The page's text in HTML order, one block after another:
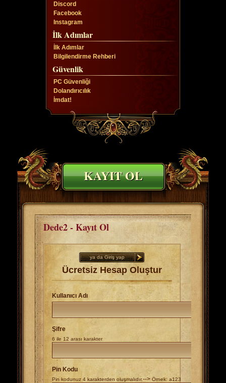
Discord
Facebook
Instagram
İlk Adımlar
İlk Adımlar
Bilgilendirme Rehberi
Güvenlik
PC Güvenliği
Dolandırıcılık
İmdat!
KAYIT OL
Dede2 - Kayıt Ol
ya da Giriş yap
Ücretsiz Hesap Oluştur
Kullanıcı Adı
Şifre
6 ile 12 arası karakter
Pin Kodu
Pin kodunuz 4 karakterden oluşmalıdır.--> Örnek: a123